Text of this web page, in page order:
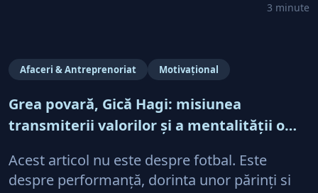
3 minute
Afaceri & Antreprenoriat Motivațional
Grea povară, Gică Hagi: misiunea
transmiterii valorilor şi a mentalităţii o
lase moştenire afacerile
Acest articol nu este despre fotbal. Este
despre performanţă, dorinta unor părinţi si